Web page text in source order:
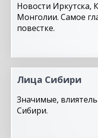
Новости Иркутска,
Монголии. Самое
повестке.
Лица Сибири
Значимые,
Сибири.